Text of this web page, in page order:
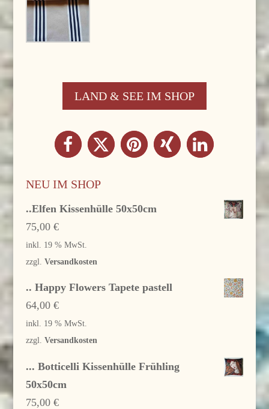
LAND & SEE IM SHOP
NEU IM SHOP
..Elfen Kissenhülle 50x50cm
75,00 €
inkl. 19 % MwSt.
zzgl. Versandkosten
.. Happy Flowers Tapete pastell
64,00 €
inkl. 19 % MwSt.
zzgl. Versandkosten
... Botticelli Kissenhülle Frühling
50x50cm
75,00 €